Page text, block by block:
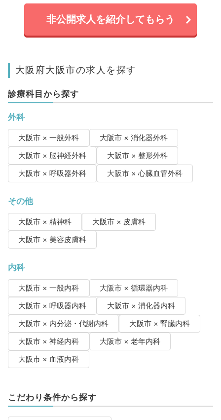
非公開求人を紹介してもらう
大阪府大阪市の求人を探す
診療科目から探す
外科
大阪市 × 一般外科
大阪市 × 消化器外科
大阪市 × 脳神経外科
大阪市 × 整形外科
大阪市 × 呼吸器外科
大阪市 × 心臓血管外科
その他
大阪市 × 精神科
大阪市 × 皮膚科
大阪市 × 美容皮膚科
内科
大阪市 × 一般内科
大阪市 × 循環器内科
大阪市 × 呼吸器内科
大阪市 × 消化器内科
大阪市 × 内分泌・代謝内科
大阪市 × 腎臓内科
大阪市 × 神経内科
大阪市 × 老年内科
大阪市 × 血液内科
こだわり条件から探す